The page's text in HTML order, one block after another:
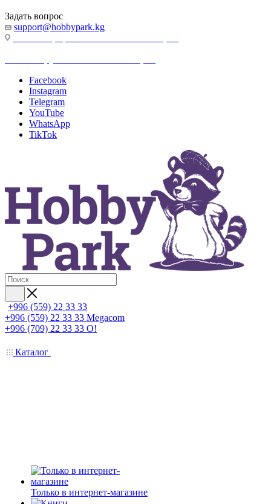
Задать вопрос
support@hobbypark.kg
Facebook
Instagram
Telegram
YouTube
WhatsApp
TikTok
+996 (559) 22 33 33
+996 (559) 22 33 33 Megacom
+996 (709) 22 33 33 O!
Каталог
Только в интернет-магазине